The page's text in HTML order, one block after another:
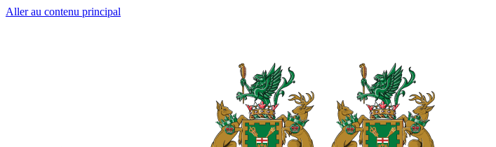
Aller au contenu principal